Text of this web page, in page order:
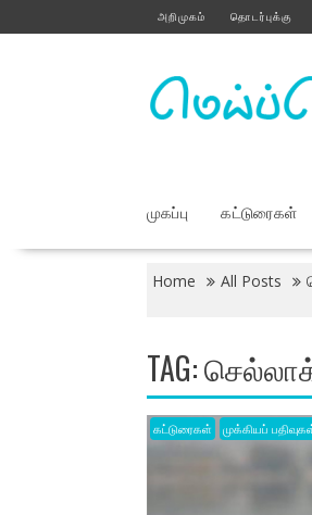
to
அறிமுகம் தொடர்புக்கு
முகப்பு கட்டுரைகள்
Home All Posts
TAG:
கட்டுரைகள் முக்கியப்